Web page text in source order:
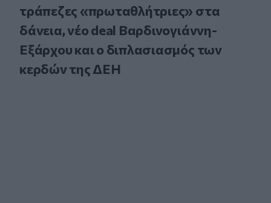
τράπεζες «πρωταθλήτριες» στα
δάνεια, νέο deal Βαρδινογιάννη-
Εξάρχου και ο διπλασιασμός των
κερδών της ΔΕΗ